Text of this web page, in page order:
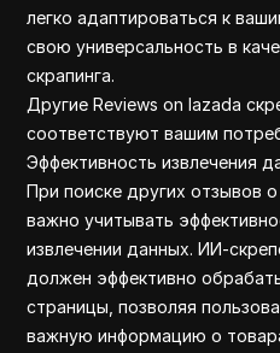
легко адаптироваться к
свою универсальность в
скрапинга.
Другие Reviews on lazada
соответствуют вашим
Эффективность извлечения
При поиске других отзывов
важно учитывать
извлечении данных. ИИ-
должен эффективно
страницы, позволяя
важную информацию о